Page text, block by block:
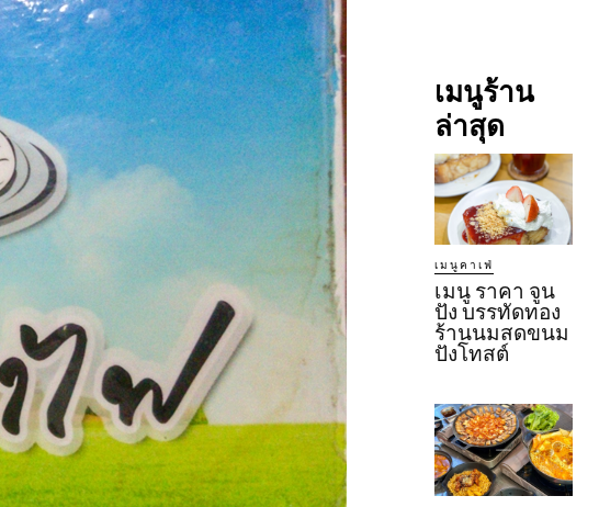
เมนูร้าน
ล่าสุด
เมนูคาเฟ่
เมนู ราคา จูน
ปัง บรรทัดทอง
ร้านนมสดขนม
ปังโทสต์